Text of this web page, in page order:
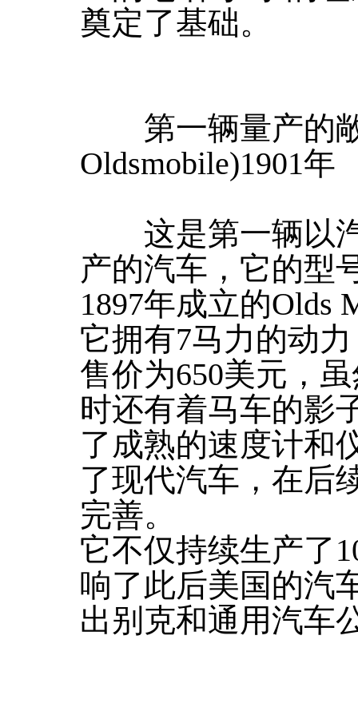
奠定了基础。
第一辆量产的敞
Oldsmobile)1901年
这是第一辆以汽
产的汽车，它的型
1897年成立的Olds
它拥有7马力的动
售价为650美元，
时还有着马车的影
了成熟的速度计和
了现代汽车，在后
完善。
它不仅持续生产了
响了此后美国的汽
出别克和通用汽车